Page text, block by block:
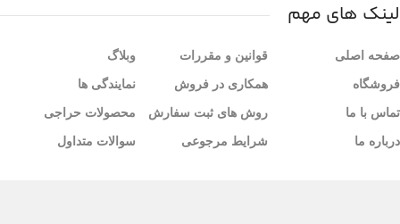
لینک های مهم
صفحه اصلی
فروشگاه
تماس با ما
درباره ما
قوانین و مقررات
همکاری در فروش
روش های ثبت سفارش
شرایط مرجوعی
وبلاگ
نمایندگی ها
محصولات حراجی
سوالات متداول